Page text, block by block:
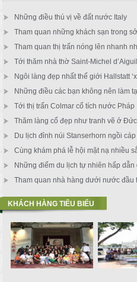
Những điều thú vị về đất nước Italy
Tham quan những khách sạn trong
Tham quan thị trấn nóng lên nhanh
Tới thăm nhà thờ Saint-Michel
Ngôi làng đẹp nhất thế giới Hallstatt
Những điều các bạn không nên làm
Tới thị trấn Colmar cổ tích nước Pháp
Thăm làng cổ đẹp như tranh vẽ ở Đức
Du lịch đỉnh núi Stanserhorn ngồi
Cùng khám phá lễ hội mặt nạ nhiều
Những điểm du lịch tự nhiên hấp dẫn
Tham quan nhà hàng dưới nước đầu
KHÁCH HÀNG TIÊU BIỂU